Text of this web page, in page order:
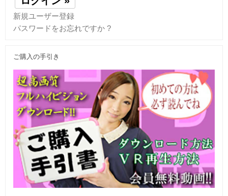
新規ユーザー登録
パスワードをお忘れですか ?
ご購入の手引き